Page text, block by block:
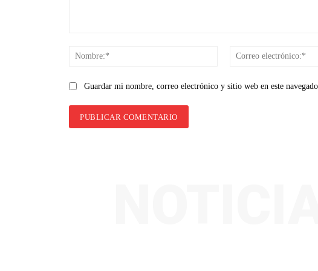
Nombre:*
Guardar mi nombre, correo electrónico y sitio web en este